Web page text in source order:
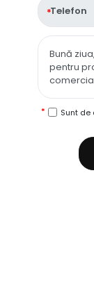
Telefon
Sunt de